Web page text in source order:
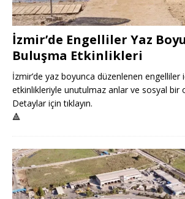
İzmir’de Engelliler Yaz
Buluşma Etkinlikleri
İzmir’de yaz boyunca düzenlenen engelliler
etkinlikleriyle unutulmaz anlar ve sosyal bir
Detaylar için tıklayın.
🔺